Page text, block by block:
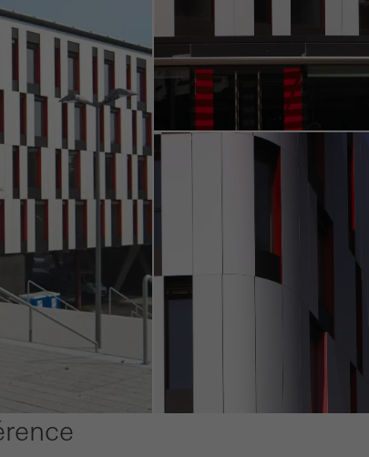
Statistiques / Cookies d´analyse
Ces cookies sont utilisés à des fins statistiques
pour optimiser l´offre, par exemple en évaluant les
cookies sont utilisés pour améliorer la
´utilisateur. Ils recueillent des informations sur
visites, le temps moyen passé sur le site, les pages
Les cookies marketing sont utilisés par des tiers
et attrayantes pour les utilisateurs individuels.
sites web. Cela implique également l´utilisation de
de la fourniture de leurs propres services.